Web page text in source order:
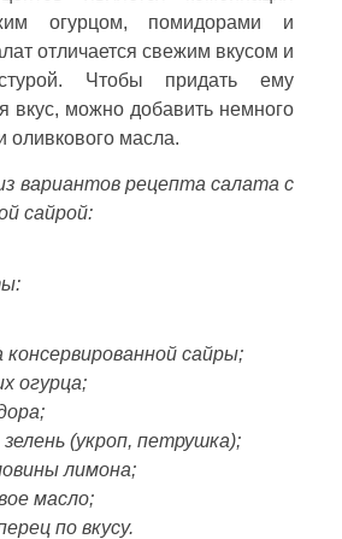
огурцом, помидорами и
отличается свежим вкусом и
Чтобы придать ему
вкус, можно добавить немного
оливкового масла.
вариантов рецепта салата с
сайрой:
консервированной сайры;
огурца;
(укроп, петрушка);
лимона;
масло;
по вкусу.